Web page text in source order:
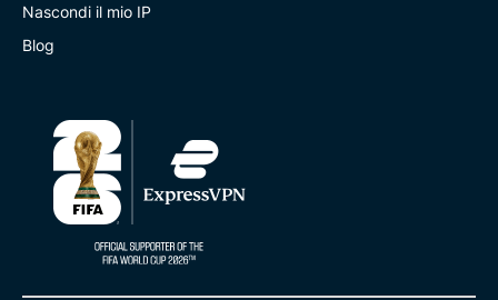
Nascondi il mio IP
Blog